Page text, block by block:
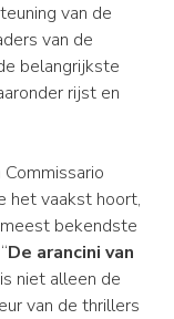
van de
van de
belangrijkste
rijst en
het vaakst hoort,
bekendste
De arancini van
niet alleen de
van de thrillers